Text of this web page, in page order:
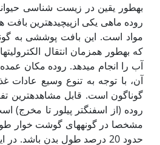
به‏طور یقین در زیست شناسی
روده ماهی یکی ازپیچیده‏ترین
مواد است. این بافت پوششی به
که به‏طور هم‏زمان انتقال
آب را انجام می‏دهد. روده مکان
آن، با توجه به تنوع وسیع عادات
گوناگون است. قابل مشاهده‏ترین
روده (از اسفنگتر پیلور تا مخرج)
مشخصا در گونه‏های گوشت خوار
حدود 20 درصد طول بدن باشد.